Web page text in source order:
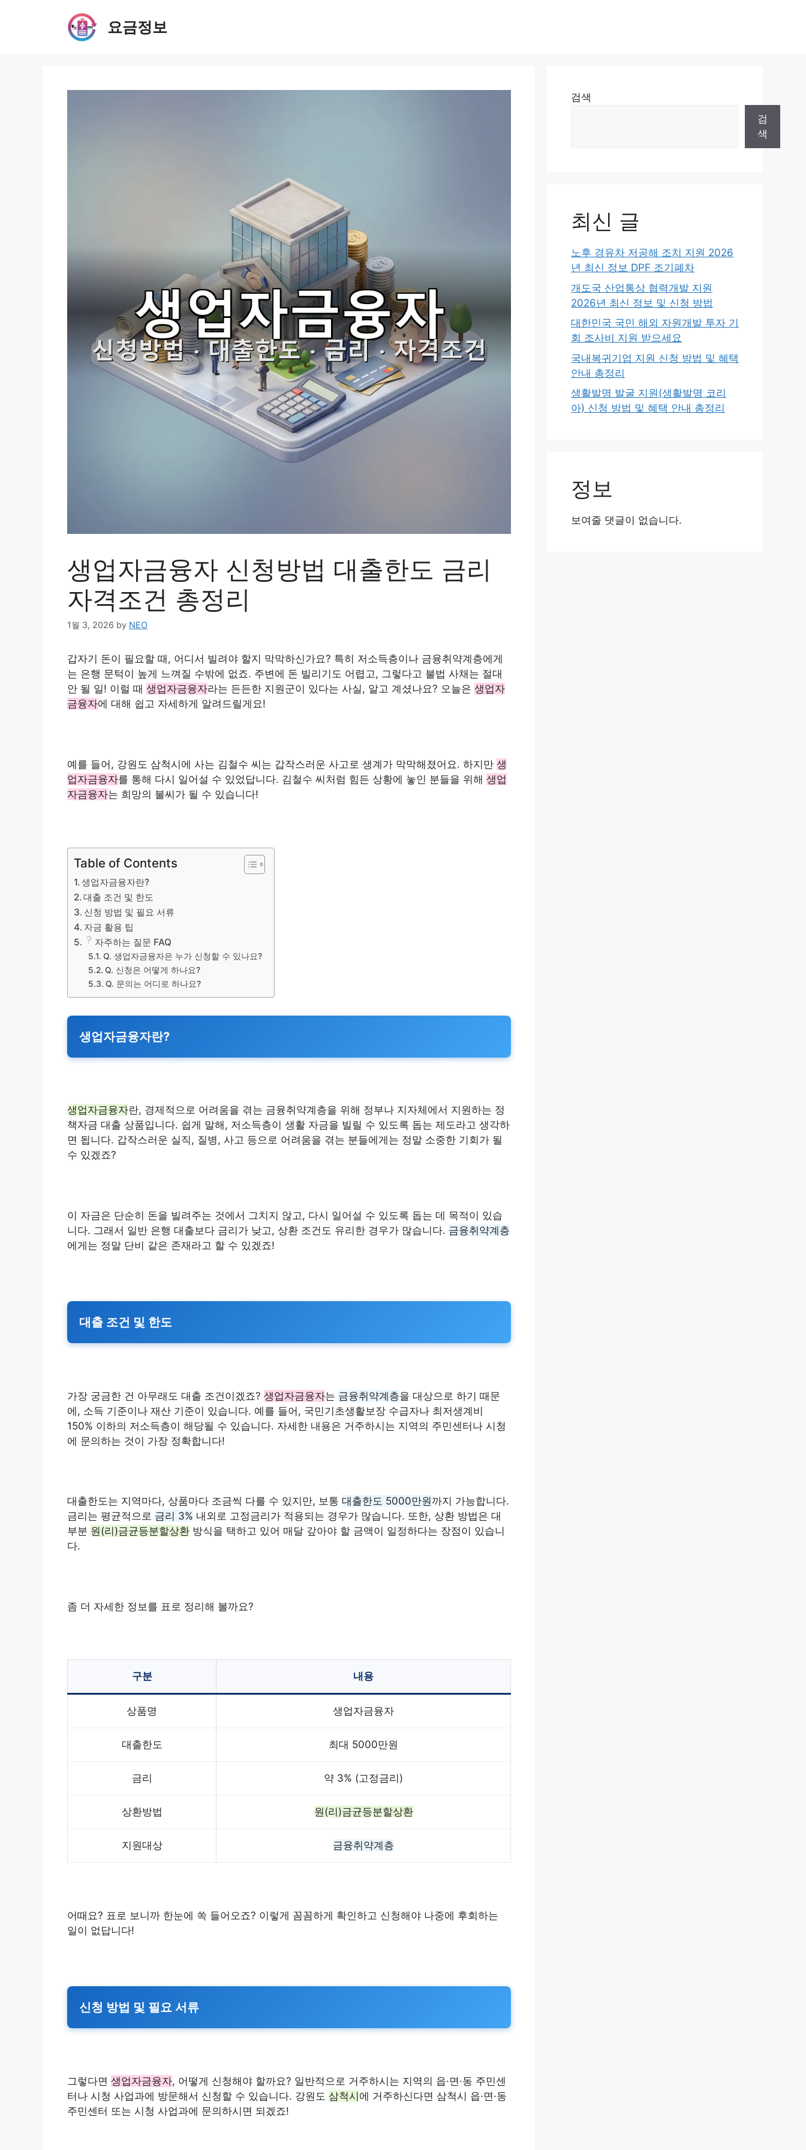
요금정보
생업자금융자 신청방법 대출한도 금리
자격조건 총정리
1월 3, 2026 by NEO
갑자기 돈이 필요할 때, 어디서 빌려야 할지 막막하신가요? 특히 저소득층이나 금융취약계층에게
는 은행 문턱이 높게 느껴질 수밖에 없죠. 주변에 돈 빌리기도 어렵고, 그렇다고 불법 사채는 절대
안 될 일! 이럴 때 생업자금융자라는 든든한 지원군이 있다는 사실, 알고 계셨나요? 오늘은 생업자
금융자에 대해 쉽고 자세하게 알려드릴게요!
예를 들어, 강원도 삼척시에 사는 김철수 씨는 갑작스러운 사고로 생계가 막막해졌어요. 하지만 생
업자금융자를 통해 다시 일어설 수 있었답니다. 김철수 씨처럼 힘든 상황에 놓인 분들을 위해 생업
자금융자는 희망의 불씨가 될 수 있습니다!
Table of Contents
생업자금융자란?
대출 조건 및 한도
신청 방법 및 필요 서류
자금 활용 팁
자주하는 질문 FAQ
Q. 생업자금융자은 누가 신청할 수 있나요?
Q. 신청은 어떻게 하나요?
Q. 문의는 어디로 하나요?
생업자금융자란?
생업자금융자란, 경제적으로 어려움을 겪는 금융취약계층을 위해 정부나 지자체에서 지원하는 정
책자금 대출 상품입니다. 쉽게 말해, 저소득층이 생활 자금을 빌릴 수 있도록 돕는 제도라고 생각하
면 됩니다. 갑작스러운 실직, 질병, 사고 등으로 어려움을 겪는 분들에게는 정말 소중한 기회가 될
수 있겠죠?
이 자금은 단순히 돈을 빌려주는 것에서 그치지 않고, 다시 일어설 수 있도록 돕는 데 목적이 있습
니다. 그래서 일반 은행 대출보다 금리가 낮고, 상환 조건도 유리한 경우가 많습니다. 금융취약계층
에게는 정말 단비 같은 존재라고 할 수 있겠죠!
대출 조건 및 한도
가장 궁금한 건 아무래도 대출 조건이겠죠? 생업자금융자는 금융취약계층을 대상으로 하기 때문
에, 소득 기준이나 재산 기준이 있습니다. 예를 들어, 국민기초생활보장 수급자나 최저생계비
150% 이하의 저소득층이 해당될 수 있습니다. 자세한 내용은 거주하시는 지역의 주민센터나 시청
에 문의하는 것이 가장 정확합니다!
대출한도는 지역마다, 상품마다 조금씩 다를 수 있지만, 보통 대출한도 5000만원까지 가능합니다.
금리는 평균적으로 금리 3% 내외로 고정금리가 적용되는 경우가 많습니다. 또한, 상환 방법은 대
부분 원(리)금균등분할상환 방식을 택하고 있어 매달 갚아야 할 금액이 일정하다는 장점이 있습니
다.
좀 더 자세한 정보를 표로 정리해 볼까요?
구분 내용
상품명 생업자금융자
대출한도 최대 5000만원
금리 약 3% (고정금리)
상환방법 원(리)금균등분할상환
지원대상 금융취약계층
어때요? 표로 보니까 한눈에 쏙 들어오죠? 이렇게 꼼꼼하게 확인하고 신청해야 나중에 후회하는
일이 없답니다!
신청 방법 및 필요 서류
그렇다면 생업자금융자, 어떻게 신청해야 할까요? 일반적으로 거주하시는 지역의 읍·면·동 주민센
터나 시청 사업과에 방문해서 신청할 수 있습니다. 강원도 삼척시에 거주하신다면 삼척시 읍·면·동
주민센터 또는 시청 사업과에 문의하시면 되겠죠!
검색
검
색
최신 글
노후 경유차 저공해 조치 지원 2026
년 최신 정보 DPF 조기폐차
개도국 산업통상 협력개발 지원
2026년 최신 정보 및 신청 방법
대한민국 국민 해외 자원개발 투자 기
회 조사비 지원 받으세요
국내복귀기업 지원 신청 방법 및 혜택
안내 총정리
생활발명 발굴 지원(생활발명 코리
아) 신청 방법 및 혜택 안내 총정리
정보
보여줄 댓글이 없습니다.